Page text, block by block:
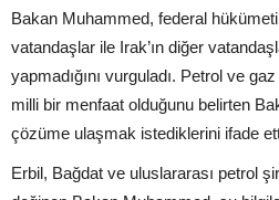
Bakan Muhammed, federal
vatandaşlar ile Irak’ın diğer
yapmadığını vurguladı. Petrol ve
milli bir menfaat olduğunu belirten
çözüme ulaşmak istediklerini ifade
Erbil, Bağdat ve uluslararası petrol